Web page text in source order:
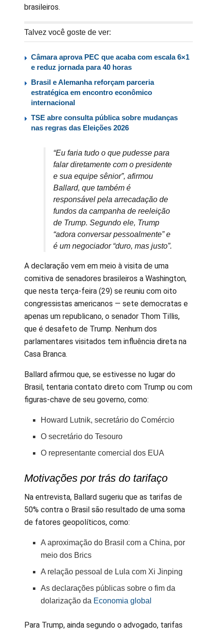
brasileiros.
Talvez você goste de ver:
Câmara aprova PEC que acaba com escala 6×1
e reduz jornada para 40 horas
Brasil e Alemanha reforçam parceria
estratégica em encontro econômico
internacional
TSE abre consulta pública sobre mudanças
nas regras das Eleições 2026
“Eu faria tudo o que pudesse para
falar diretamente com o presidente
e sua equipe sênior”, afirmou
Ballard, que também é
responsável pela arrecadação de
fundos da campanha de reeleição
de Trump. Segundo ele, Trump
“adora conversar pessoalmente” e
é um negociador “duro, mas justo”.
A declaração vem em meio à visita de uma
comitiva de senadores brasileiros a Washington,
que nesta terça-feira (29) se reuniu com oito
congressistas americanos — sete democratas e
apenas um republicano, o senador Thom Tillis,
que é desafeto de Trump. Nenhum dos
parlamentares visitados tem influência direta na
Casa Branca.
Ballard afirmou que, se estivesse no lugar do
Brasil, tentaria contato direto com Trump ou com
figuras-chave de seu governo, como:
Howard Lutnik, secretário do Comércio
O secretário do Tesouro
O representante comercial dos EUA
Motivações por trás do tarifaço
Na entrevista, Ballard sugeriu que as tarifas de
50% contra o Brasil são resultado de uma soma
de fatores geopolíticos, como:
A aproximação do Brasil com a China, por
meio dos Brics
A relação pessoal de Lula com Xi Jinping
As declarações públicas sobre o fim da
dolarização da Economia global
Para Trump, ainda segundo o advogado, tarifas